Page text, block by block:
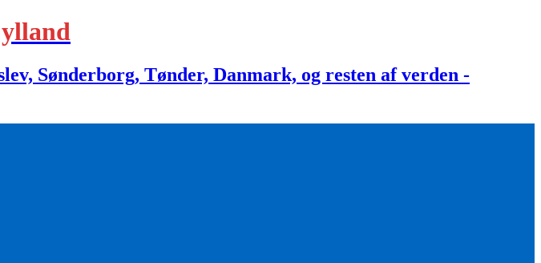
Sønderborg, Tønder, Danmark, og resten af verden -